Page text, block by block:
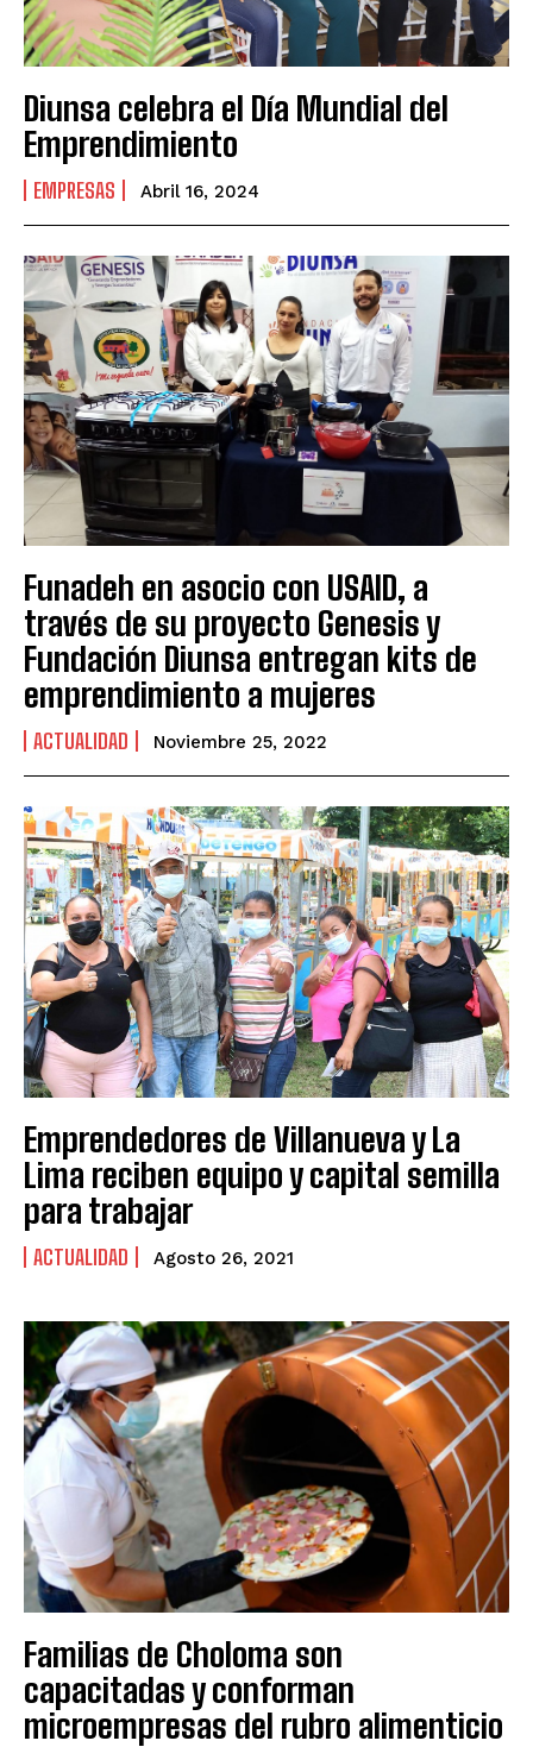
Diunsa celebra el Día Mundial del
Emprendimiento
EMPRESAS Abril 16, 2024
Funadeh en asocio con USAID, a
través de su proyecto Genesis y
Fundación Diunsa entregan kits de
emprendimiento a mujeres
ACTUALIDAD Noviembre 25, 2022
Emprendedores de Villanueva y La
Lima reciben equipo y capital semilla
para trabajar
ACTUALIDAD Agosto 26, 2021
Familias de Choloma son
capacitadas y conforman
microempresas del rubro alimenticio